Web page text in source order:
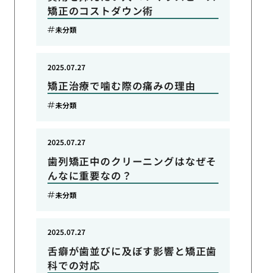
矯正のコストダウン術
未分類
矯正治療で噛む際の痛みの理由
2025.07.27
未分類
歯列矯正中のクリーニングはなぜそ
んなに重要なの？
2025.07.27
未分類
舌癖が歯並びに及ぼす影響と矯正歯
科での対応
2025.07.27